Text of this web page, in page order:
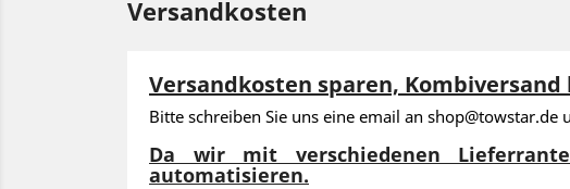
Versandkosten
Versandkosten sparen,
Bitte schreiben Sie uns eine email an
Da wir mit verschiedenen
automatisieren.